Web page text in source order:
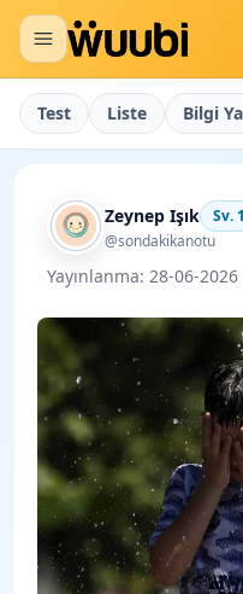
Test Liste Bilgi
Zeynep Işık Sv. 1
@sondakikanotu
Yayınlanma: 28-06-2026